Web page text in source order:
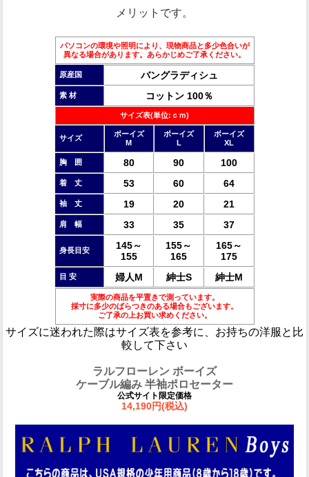
メリットです。
パソコンの環境や照明により、現物商品と多少色合いが
異なる場合があります。あらかじめご了承ください。
原産国 バングラディシュ
素 材 コットン 100％
サイズ表(単位:ｃｍ)
サイズ
ボーイズ
M
ボーイズ
L
ボーイズ
XL
胸 囲 80 90 100
着 丈 53 60 64
袖 丈 19 20 21
肩 幅 33 35 37
身長目安
145～
155
155～
165
165～
175
目 安 婦人M 紳士S 紳士M
実際の商品を平置きで測っています。
採寸に多少のばらつきのある場合もございます。
ご了承の上お買い求めください。
サイズに迷われた際はサイズ表を参考に、お持ちの洋服と比
較して下さい
ラルフローレン ボーイズ
ケーブル編み 半袖ポロセーター
公式サイト限定価格
14,190円(税込)